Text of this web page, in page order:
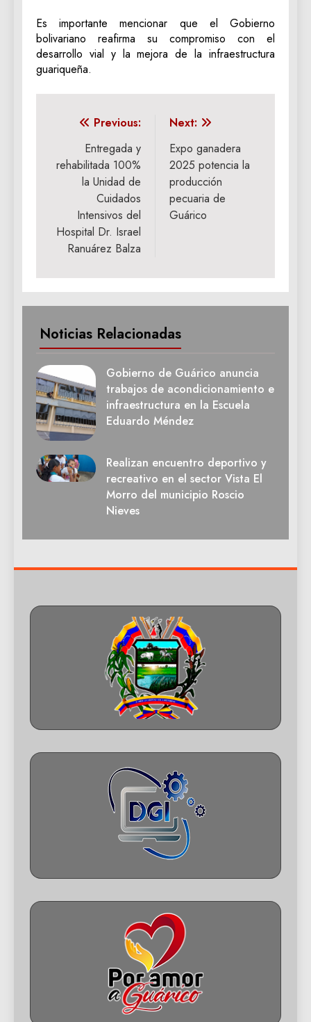
Es importante mencionar que el Gobierno
bolivariano reafirma su compromiso con el
desarrollo vial y la mejora de la infraestructura
guariqueña.
Navegación
entradas
Previous:
Entregada y
rehabilitada 100%
la Unidad de
Cuidados
Intensivos del
Hospital Dr. Israel
Ranuárez Balza
Next:
Expo ganadera
2025 potencia la
producción
pecuaria de
Guárico
Noticias Relacionadas
Gobierno de Guárico anuncia
trabajos de acondicionamiento e
infraestructura en la Escuela
Eduardo Méndez
Realizan encuentro deportivo y
recreativo en el sector Vista El
Morro del municipio Roscio
Nieves